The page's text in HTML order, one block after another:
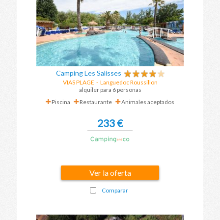
Camping Les Salisses
VIAS PLAGE - Languedoc Roussillon
alquiler para 6 personas
Piscina
Restaurante Animales aceptados
233 €
Ver la oferta
Comparar